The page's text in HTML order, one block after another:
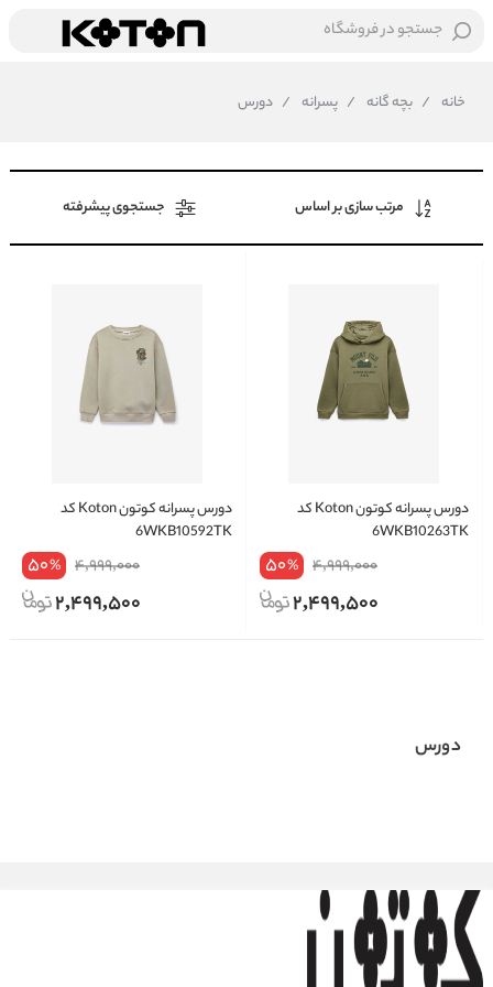
جستجو در فروشگاه
خانه / بچه گانه / پسرانه / دورس
مرتب سازی بر اساس جستجوی پیشرفته
دورس پسرانه کوتون Koton کد
6WKB10263TK
4,999,000
50%
2,499,500
دورس پسرانه کوتون Koton کد
6WKB10592TK
4,999,000
50%
2,499,500
دورس